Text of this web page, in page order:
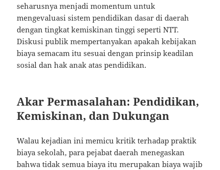
seharusnya menjadi momentum untuk
mengevaluasi sistem pendidikan dasar di daerah
dengan tingkat kemiskinan tinggi seperti NTT.
Diskusi publik mempertanyakan apakah kebijakan
biaya semacam itu sesuai dengan prinsip keadilan
sosial dan hak anak atas pendidikan.
Akar Permasalahan: Pendidikan,
Kemiskinan, dan Dukungan
Walau kejadian ini memicu kritik terhadap praktik
biaya sekolah, para pejabat daerah menegaskan
bahwa tidak semua biaya itu merupakan biaya wajib